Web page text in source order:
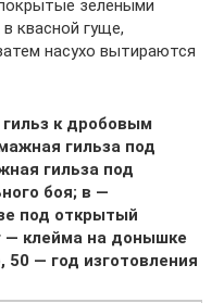
зелеными
квасной гуще,
насухо вытираются
к дробовым
гильза под
гильза под
боя; в —
под открытый
— клейма на донышке
— год изготовления